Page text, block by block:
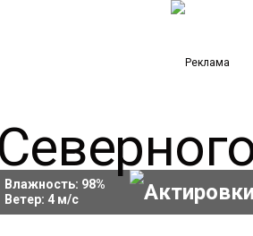
Влажность: 98%
Ветер: 4м/с